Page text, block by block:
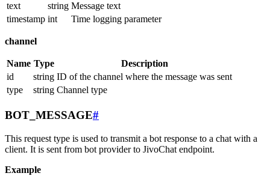
text
string Message text
timestamp int Time logging parameter
channel
Name Type
Description
id
string ID of the channel where the message was sent
type
string Channel type
BOT_MESSAGE#
This request type is used to transmit a bot response to a chat with a
client. It is sent from bot provider to JivoChat endpoint.
Example